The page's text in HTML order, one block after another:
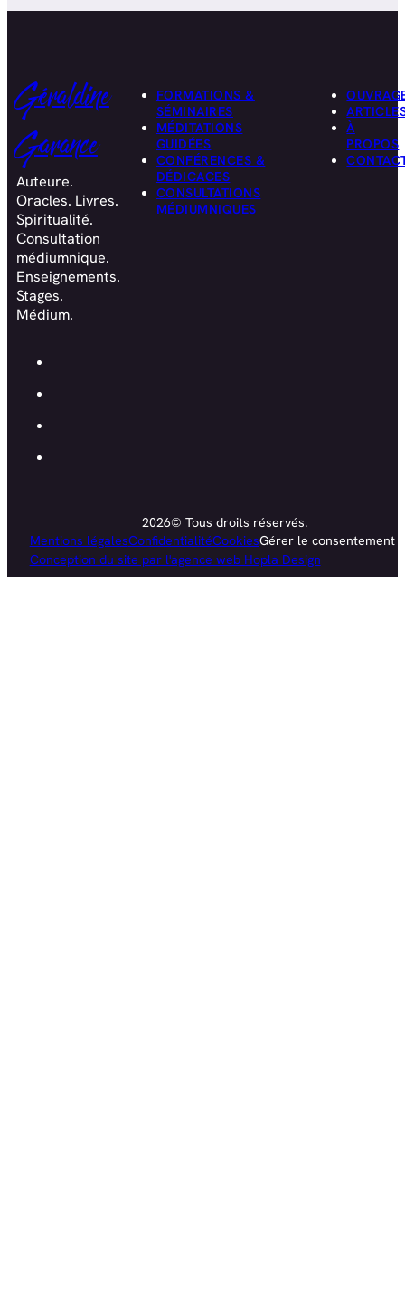
Géraldine
Garance
Auteure.
Oracles. Livres.
Spiritualité.
Consultation
médiumnique.
Enseignements.
Stages.
Médium.
FORMATIONS &
SÉMINAIRES
MÉDITATIONS
GUIDÉES
CONFÉRENCES &
DÉDICACES
CONSULTATIONS
MÉDIUMNIQUES
À
PROPOS
2026© Tous droits réservés.
Mentions légalesConfidentialitéCookiesGérer le consentement
Conception du site par l'agence web Hopla Design